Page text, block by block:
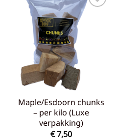
Toevoegen
verlanglijst
Maple/Esdoorn chunks
– per kilo (Luxe
verpakking)
€7,50